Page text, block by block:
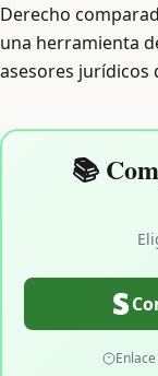
Derecho
una herramienta
asesores jurídicos
📚